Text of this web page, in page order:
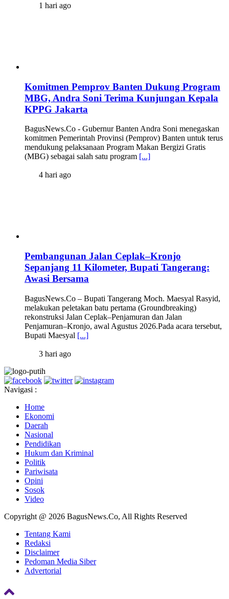
1 hari ago
Komitmen Pemprov Banten Dukung Program
MBG, Andra Soni Terima Kunjungan Kepala
KPPG Jakarta
BagusNews.Co - Gubernur Banten Andra Soni menegaskan
komitmen Pemerintah Provinsi (Pemprov) Banten untuk terus
mendukung pelaksanaan Program Makan Bergizi Gratis
(MBG) sebagai salah satu program [...]
4 hari ago
Pembangunan Jalan Ceplak–Kronjo
Sepanjang 11 Kilometer, Bupati Tangerang:
Awasi Bersama
BagusNews.Co – Bupati Tangerang Moch. Maesyal Rasyid,
melakukan peletakan batu pertama (Groundbreaking)
rekonstruksi Jalan Ceplak–Penjamuran dan Jalan
Penjamuran–Kronjo, awal Agustus 2026.Pada acara tersebut,
Bupati Maesyal [...]
3 hari ago
Navigasi :
Home
Ekonomi
Daerah
Nasional
Pendidikan
Hukum dan Kriminal
Politik
Pariwisata
Opini
Sosok
Video
Copyright @ 2026 BagusNews.Co, All Rights Reserved
Tentang Kami
Redaksi
Disclaimer
Pedoman Media Siber
Advertorial